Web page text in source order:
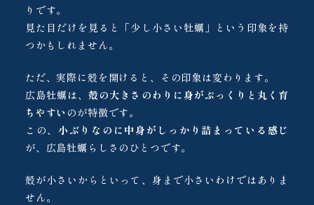
りです。
見た目だけを見ると「少し小さい牡蠣」という印象を持
つかもしれません。
ただ、実際に殻を開けると、その印象は変わります。
広島牡蠣は、殻の大きさのわりに身がぷっくりと丸く育
ちやすい のが特徴です。
この、 小ぶりなのに中身がしっかり詰まっている感じ
が、広島牡蠣らしさのひとつです。
殻が小さいからといって、身まで小さいわけではありま
せん。